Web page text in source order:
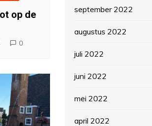
op de
0
september 2022
augustus 2022
juli 2022
juni 2022
mei 2022
april 2022